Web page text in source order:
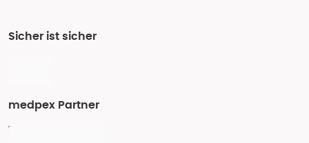
Sicher ist sicher
medpex Partner